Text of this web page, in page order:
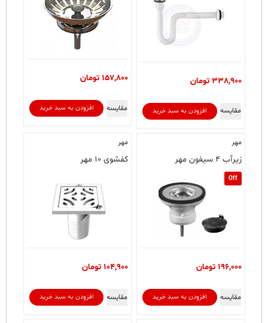
338,900 تومان
افزودن به سبد خرید مقایسه
157,800 تومان
افزودن به سبد خرید مقایسه
مهر
زیرآب ۴ سیفون مهر
Off
196,000 تومان
افزودن به سبد خرید مقایسه
مهر
کفشوی ۱۰ مهر
104,900 تومان
افزودن به سبد خرید مقایسه